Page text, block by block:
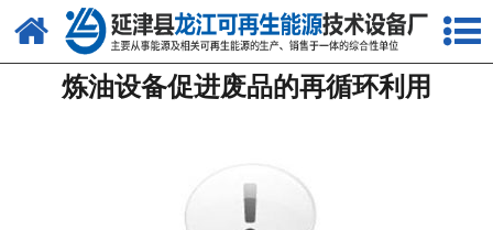
网站首页
关于我们
炼油设备促进废品的再循环利用